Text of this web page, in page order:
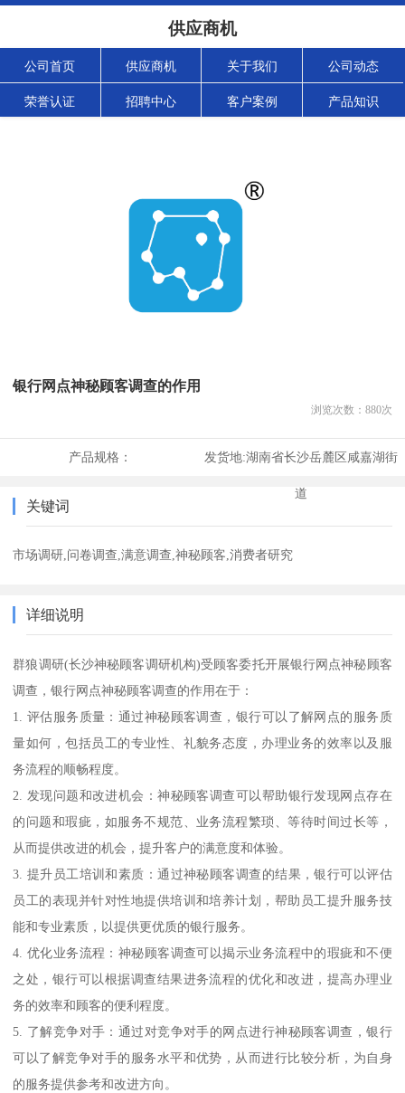
供应商机
公司首页 供应商机 关于我们 公司动态
荣誉认证 招聘中心 客户案例 产品知识
银行网点神秘顾客调查的作用
浏览次数： 880次
产品规格： 发货地:湖南省长沙岳麓区咸嘉湖街
道
关键词
市场调研,问卷调查,满意调查,神秘顾客,消费者研究
详细说明
群狼调研(长沙神秘顾客调研机构)受顾客委托开展银行网点神秘顾客
调查，银行网点神秘顾客调查的作用在于：
1. 评估服务质量：通过神秘顾客调查，银行可以了解网点的服务质
量如何，包括员工的专业性、礼貌务态度，办理业务的效率以及服
务流程的顺畅程度。
2. 发现问题和改进机会：神秘顾客调查可以帮助银行发现网点存在
的问题和瑕疵，如服务不规范、业务流程繁琐、等待时间过长等，
从而提供改进的机会，提升客户的满意度和体验。
3. 提升员工培训和素质：通过神秘顾客调查的结果，银行可以评估
员工的表现并针对性地提供培训和培养计划，帮助员工提升服务技
能和专业素质，以提供更优质的银行服务。
4. 优化业务流程：神秘顾客调查可以揭示业务流程中的瑕疵和不便
之处，银行可以根据调查结果进务流程的优化和改进，提高办理业
务的效率和顾客的便利程度。
5. 了解竞争对手：通过对竞争对手的网点进行神秘顾客调查，银行
可以了解竞争对手的服务水平和优势，从而进行比较分析，为自身
的服务提供参考和改进方向。